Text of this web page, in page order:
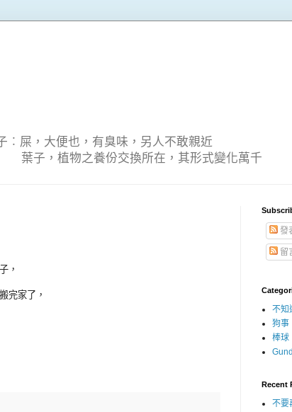
大便也，有臭味，另人不敢親近
換所在，其形式變化萬千
，
完家了，
發
留
不知
狗事
棒球
Recent
不要